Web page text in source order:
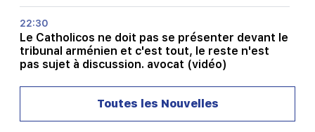
22:30
Le Catholicos ne doit pas se présenter devant le
tribunal arménien et c'est tout, le reste n'est
pas sujet à discussion. avocat (vidéo)
Les détails sur les victimes de la fusillade dans
une école thaïlandaise sont connus
Toutes les Nouvelles